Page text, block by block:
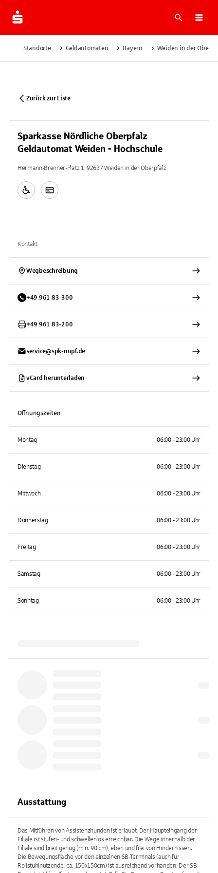
Suche
Standorte Geldautomaten Bayern Weiden in der
Zurück zur Liste
Sparkasse Nördliche Oberpfalz
Geldautomat Weiden - Hochschule
Hermann-Brenner-Platz 1, 92637 Weiden in der Oberpfalz
Kontakt
Wegbeschreibung
+49 961 83-300
+49 961 83-200
service@spk-nopf.de
vCard herunterladen
Öffnungszeiten
Montag 06:00 - 23:00 Uhr
Dienstag 06:00 - 23:00 Uhr
Mittwoch 06:00 - 23:00 Uhr
Donnerstag 06:00 - 23:00 Uhr
Freitag 06:00 - 23:00 Uhr
Samstag 06:00 - 23:00 Uhr
Sonntag 06:00 - 23:00 Uhr
Ausstattung
Das Mitführen von Assistenzhunden ist erlaubt. Der Haupteingang der
Filiale ist stufen- und schwellenlos erreichbar. Die Wege innerhalb der
Filiale sind breit genug (min. 90 cm), eben und frei von Hindernissen.
Die Bewegungsfläche vor den einzelnen SB-Terminals (auch für
Rollstuhlnutzende, ca. 150x150cm) ist ausreichend vorhanden. Der SB-